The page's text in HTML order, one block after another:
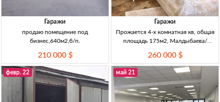
Гаражи
продаю помещение под
бизнес,640м2,б/п.
210 000 $
Гаражи
Прожается 4-х комнатная кв, общая
площадь 175м2, Малдыбаева/
000$. АН
260 000 $
февр. 22 май 21